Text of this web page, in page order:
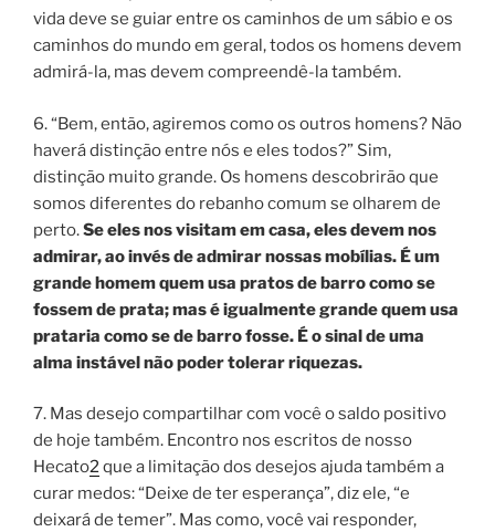
vida deve se guiar entre os caminhos de um sábio e os
caminhos do mundo em geral, todos os homens devem
admirá-la, mas devem compreendê-la também.
6. “Bem, então, agiremos como os outros homens? Não
haverá distinção entre nós e eles todos?” Sim,
distinção muito grande. Os homens descobrirão que
somos diferentes do rebanho comum se olharem de
perto.Se eles nos visitam em casa, eles devem nos
admirar, ao invés de admirar nossas mobílias. É um
grande homem quem usa pratos de barro como se
fossem de prata; mas é igualmente grande quem usa
prataria como se de barro fosse. É o sinal de uma
alma instável não poder tolerar riquezas.
7. Mas desejo compartilhar com você o saldo positivo
de hoje também. Encontro nos escritos de nosso
Hecato2que a limitação dos desejos ajuda também a
curar medos: “Deixe de ter esperança”, diz ele, “e
deixará de temer”. Mas como, você vai responder,